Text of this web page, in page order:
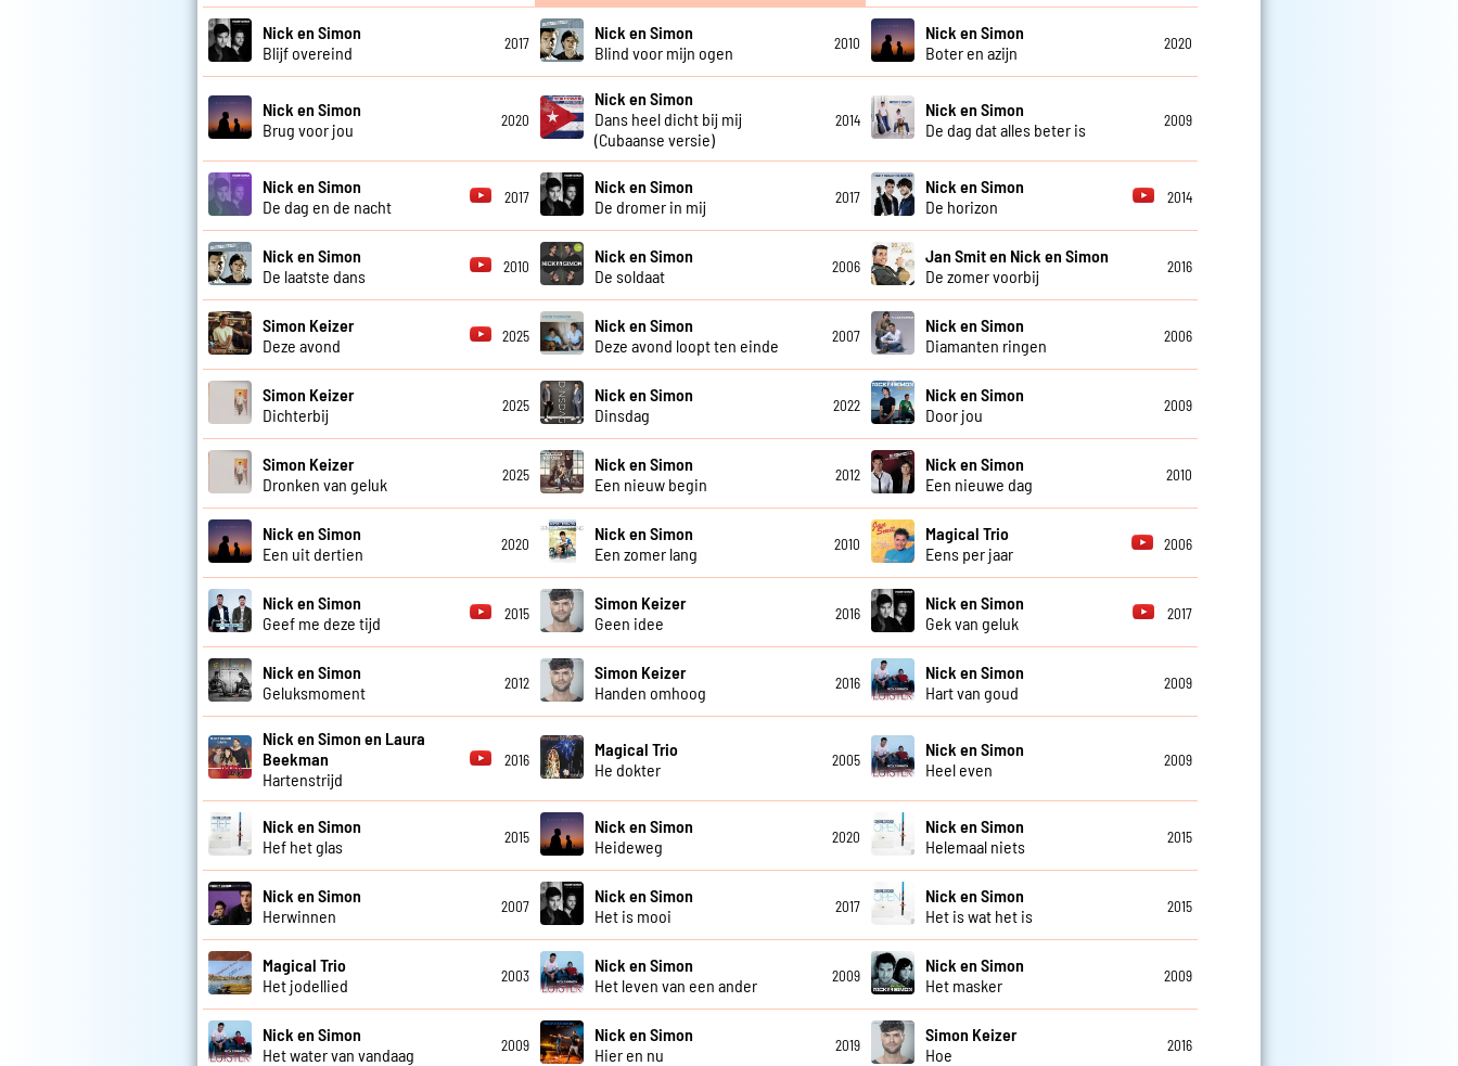
Nick en Simon
Blijf overeind
2017
Nick en Simon
Blind voor mijn ogen
2010
Nick en Simon
Boter en azijn
2020
Nick en Simon
Brug voor jou
2020
Nick en Simon
Dans heel dicht bij mij
(Cubaanse versie)
2014
Nick en Simon
De dag dat alles beter is
2009
Nick en Simon
De dag en de nacht
2017
Nick en Simon
De dromer in mij
2017
Nick en Simon
De horizon
2014
Nick en Simon
De laatste dans
2010
Nick en Simon
De soldaat
2006
Jan Smit en Nick en Simon
De zomer voorbij
2016
Simon Keizer
Deze avond
2025
Nick en Simon
Deze avond loopt ten einde
2007
Nick en Simon
Diamanten ringen
2006
Simon Keizer
Dichterbij
2025
Nick en Simon
Dinsdag
2022
Nick en Simon
Door jou
2009
Simon Keizer
Dronken van geluk
2025
Nick en Simon
Een nieuw begin
2012
Nick en Simon
Een nieuwe dag
2010
Nick en Simon
Een uit dertien
2020
Nick en Simon
Een zomer lang
2010
Magical Trio
Eens per jaar
2006
Nick en Simon
Geef me deze tijd
2015
Simon Keizer
Geen idee
2016
Nick en Simon
Gek van geluk
2017
Nick en Simon
Geluksmoment
2012
Simon Keizer
Handen omhoog
2016
Nick en Simon
Hart van goud
2009
Nick en Simon en Laura
Beekman
Hartenstrijd
2016
Magical Trio
He dokter
2005
Nick en Simon
Heel even
2009
Nick en Simon
Hef het glas
2015
Nick en Simon
Heideweg
2020
Nick en Simon
Helemaal niets
2015
Nick en Simon
Herwinnen
2007
Nick en Simon
Het is mooi
2017
Nick en Simon
Het is wat het is
2015
Magical Trio
Het jodellied
2003
Nick en Simon
Het leven van een ander
2009
Nick en Simon
Het masker
2009
Nick en Simon
Het water van vandaag
2009
Nick en Simon
Hier en nu
2019
Simon Keizer
Hoe
2016